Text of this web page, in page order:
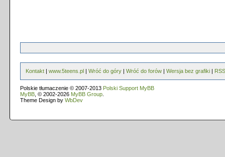
Kontakt | www.5teens.pl | Wróć do góry | Wróć do forów | Wersja bez grafiki | RSS
Polskie tłumaczenie © 2007-2013 Polski Support MyBB
MyBB , © 2002-2026 MyBB Group
Theme Design by WbDev